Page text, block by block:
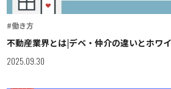
#働き方
不動産業界とは|デベ・仲介の違いとホワ
2025.09.30